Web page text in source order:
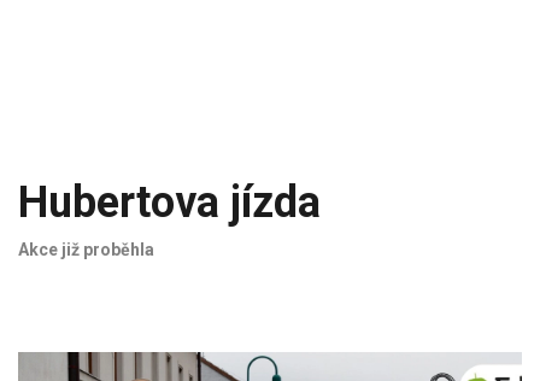
Hubertova jízda
Akce již proběhla